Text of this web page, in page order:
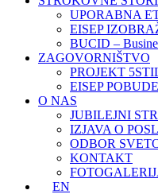
UPORABNA
EISEP
BUCID –
ZAGOVORNIŠTVO
PROJEKT
EISEP POBUDE
O NAS
JUBILEJNI
IZJAVA O
ODBOR
KONTAKT
EN